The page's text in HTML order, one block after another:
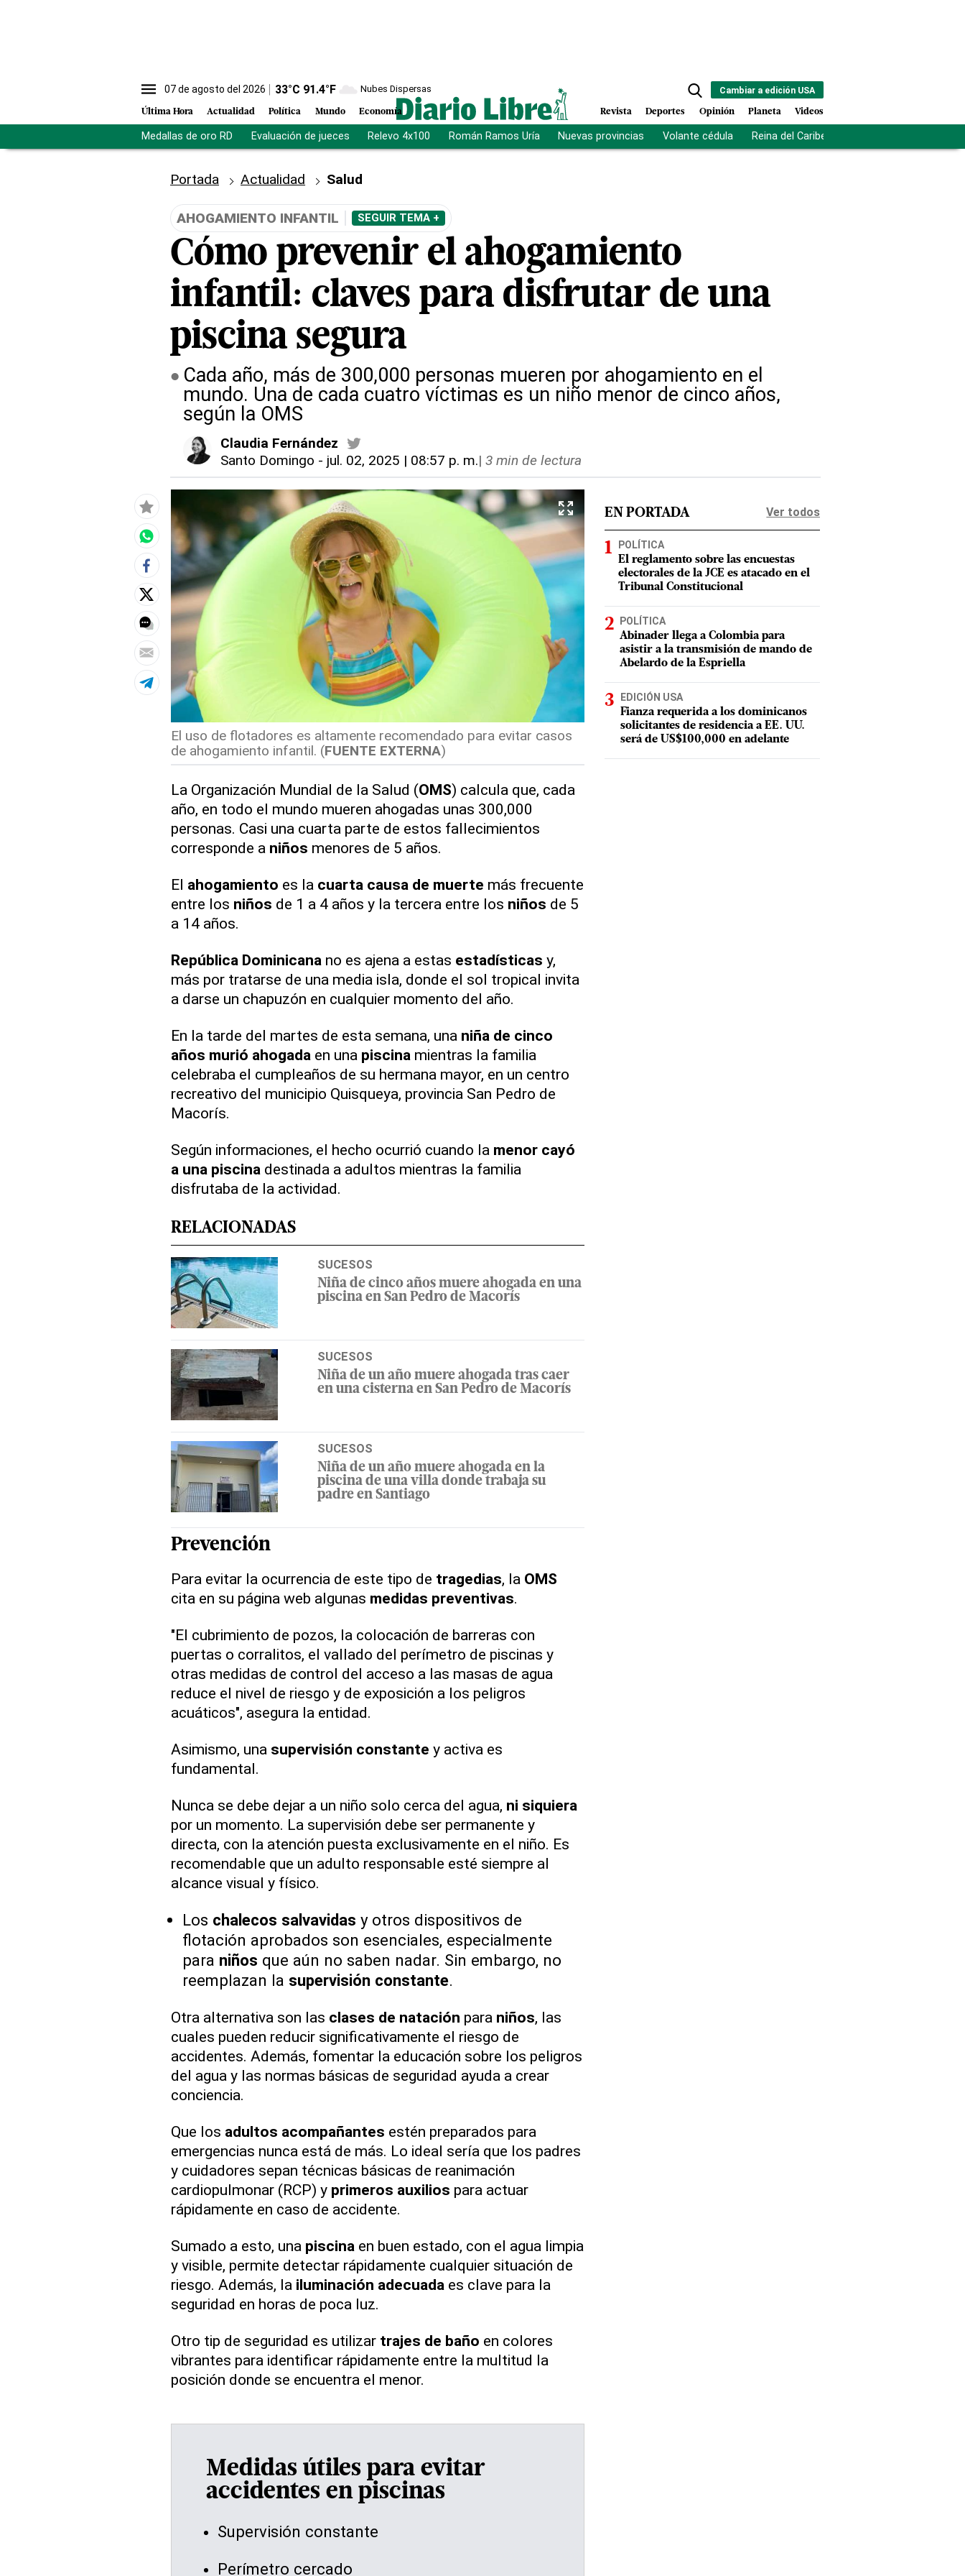
07 de agosto del 2026 33°C 91.4°F Nubes Dispersas
Última Hora Actualidad Política Mundo Economía
Cambiar a edición USA
Revista Deportes Opinión Planeta Videos
Medallas de oro RD Evaluación de jueces Relevo 4x100 Román Ramos Uría Nuevas provincias Volante cédula Reina del Caribe
Portada Actualidad Salud
AHOGAMIENTO INFANTIL SEGUIR TEMA +
Cómo prevenir el ahogamiento
infantil: claves para disfrutar de una
piscina segura
Cada año, más de 300,000 personas mueren por ahogamiento en el
mundo. Una de cada cuatro víctimas es un niño menor de cinco años,
según la OMS
Claudia Fernández
Santo Domingo - jul. 02, 2025 | 08:57 p. m.| 3 min de lectura
El uso de flotadores es altamente recomendado para evitar casos
de ahogamiento infantil. (FUENTE EXTERNA)
La Organización Mundial de la Salud (OMS) calcula que, cada
año, en todo el mundo mueren ahogadas unas 300,000
personas. Casi una cuarta parte de estos fallecimientos
corresponde a niños menores de 5 años.
El ahogamiento es la cuarta causa de muerte más frecuente
entre los niños de 1 a 4 años y la tercera entre los niños de 5
a 14 años.
República Dominicana no es ajena a estas estadísticas y,
más por tratarse de una media isla, donde el sol tropical invita
a darse un chapuzón en cualquier momento del año.
En la tarde del martes de esta semana, una niña de cinco
años murió ahogada en una piscina mientras la familia
celebraba el cumpleaños de su hermana mayor, en un centro
recreativo del municipio Quisqueya, provincia San Pedro de
Macorís.
Según informaciones, el hecho ocurrió cuando la menor cayó
a una piscina destinada a adultos mientras la familia
disfrutaba de la actividad.
RELACIONADAS
SUCESOS
Niña de cinco años muere ahogada en una
piscina en San Pedro de Macorís
SUCESOS
Niña de un año muere ahogada tras caer
en una cisterna en San Pedro de Macorís
SUCESOS
Niña de un año muere ahogada en la
piscina de una villa donde trabaja su
padre en Santiago
Prevención
Para evitar la ocurrencia de este tipo de tragedias, la OMS
cita en su página web algunas medidas preventivas.
"El cubrimiento de pozos, la colocación de barreras con
puertas o corralitos, el vallado del perímetro de piscinas y
otras medidas de control del acceso a las masas de agua
reduce el nivel de riesgo y de exposición a los peligros
acuáticos", asegura la entidad.
Asimismo, una supervisión constante y activa es
fundamental.
Nunca se debe dejar a un niño solo cerca del agua, ni siquiera
por un momento. La supervisión debe ser permanente y
directa, con la atención puesta exclusivamente en el niño. Es
recomendable que un adulto responsable esté siempre al
alcance visual y físico.
Los chalecos salvavidas y otros dispositivos de
flotación aprobados son esenciales, especialmente
para niños que aún no saben nadar. Sin embargo, no
reemplazan la supervisión constante.
Otra alternativa son las clases de natación para niños, las
cuales pueden reducir significativamente el riesgo de
accidentes. Además, fomentar la educación sobre los peligros
del agua y las normas básicas de seguridad ayuda a crear
conciencia.
Que los adultos acompañantes estén preparados para
emergencias nunca está de más. Lo ideal sería que los padres
y cuidadores sepan técnicas básicas de reanimación
cardiopulmonar (RCP) y primeros auxilios para actuar
rápidamente en caso de accidente.
Sumado a esto, una piscinaen buen estado, con el agua limpia
y visible, permite detectar rápidamente cualquier situación de
riesgo. Además, la iluminación adecuadaes clave para la
seguridad en horas de poca luz.
Otro tip de seguridad es utilizar trajes de baño en colores
vibrantes para identificar rápidamente entre la multitud la
posición donde se encuentra el menor.
Medidas útiles para evitar
accidentes en piscinas
Supervisión constante
Perímetro cercado
EN PORTADA Ver todos
POLÍTICA
El reglamento sobre las encuestas
electorales de la JCE es atacado en el
Tribunal Constitucional
POLÍTICA
Abinader llega a Colombia para
asistir a la transmisión de mando de
Abelardo de la Espriella
EDICIÓN USA
Fianza requerida a los dominicanos
solicitantes de residencia a EE. UU.
será de US$100,000 en adelante